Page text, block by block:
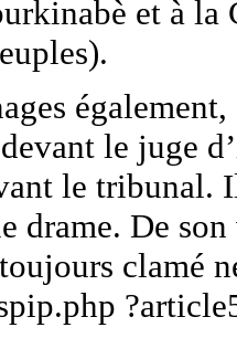
et à la
le juge
le tribunal.
drame. De
clamé